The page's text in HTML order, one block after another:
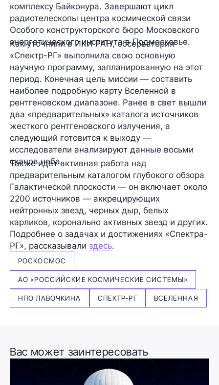
комплексу Байконура. Завершают цикл
радиотелескопы центра космической связи
Особого конструкторского бюро Московского
энергетического института в Подмосковье.
Как уточнили в ИКИ РАН, обсерватория
«Спектр-РГ» выполнила свою основную
научную программу, запланированную на этот
период. Конечная цель миссии — составить
наиболее подробную карту Вселенной в
рентгеновском диапазоне. Ранее в свет вышли
два «предварительных» каталога источников
жесткого рентгеновского излучения, а
следующий готовится к выходу —
исследователи анализируют данные восьми
сканов неба.
Также идет активная работа над
предварительным каталогом глубокого обзора
Галактической плоскости — он включает около
2200 источников — аккрецирующих
нейтронных звезд, черных дыр, белых
карликов, коронально активных звезд и других.
Подробнее о задачах и достижениях «Спектра-
РГ», рассказывали здесь.
РОСКОСМОС
АО «РОССИЙСКИЕ КОСМИЧЕСКИЕ СИСТЕМЫ»
НПО ЛАВОЧКИНА СПЕКТР-РГ ВСЕЛЕННАЯ
Вас может заинтересовать